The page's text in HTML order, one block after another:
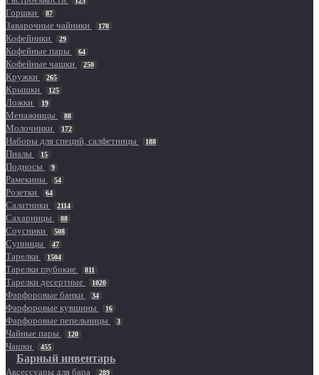
Горшки 87
Заварочные чайники 178
Кофейники 29
Кофейные пары 64
Кофейные чашки 250
Кружки 265
Крышки 125
Ложки 19
Менажницы 88
Молочники 172
Наборы для специй, салфетницы 188
Пиалы 15
Подносы 9
Рамекины 54
Розетки 64
Салатники 2114
Сахарницы 88
Соусники 508
Супницы 47
Тарелки 1504
Тарелки глубокие 811
Тарелки десертные 1020
Фарфоровые банки 34
Фарфоровые кувшины 16
Фарфоровые пепельницы 3
Чайные пары 120
Чашки 455
Барный инвентарь
Аксессуары для бара 289